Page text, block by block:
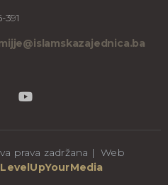
prava zadržana | Web